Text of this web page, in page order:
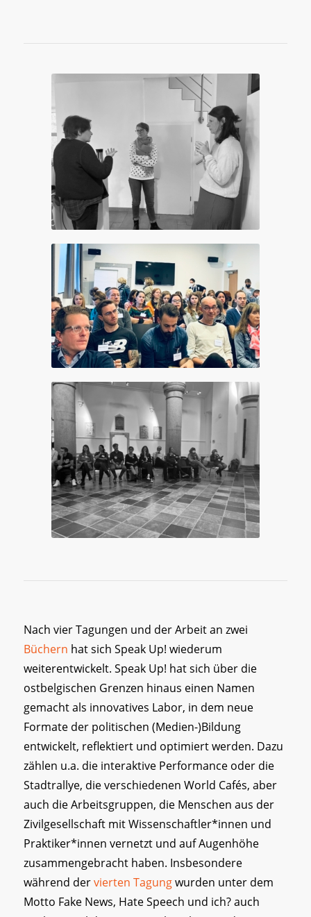
Nach vier Tagungen und der Arbeit an zwei
Büchern hat sich Speak Up! wiederum
weiterentwickelt. Speak Up! hat sich über die
ostbelgischen Grenzen hinaus einen Namen
gemacht als innovatives Labor, in dem neue
Formate der politischen (Medien-)Bildung
entwickelt, reflektiert und optimiert werden. Dazu
zählen u.a. die interaktive Performance oder die
Stadtrallye, die verschiedenen World Cafés, aber
auch die Arbeitsgruppen, die Menschen aus der
Zivilgesellschaft mit Wissenschaftler*innen und
Praktiker*innen vernetzt und auf Augenhöhe
zusammengebracht haben. Insbesondere
während dervierten Tagungwurden unter dem
Motto Fake News, Hate Speech und ich? auch